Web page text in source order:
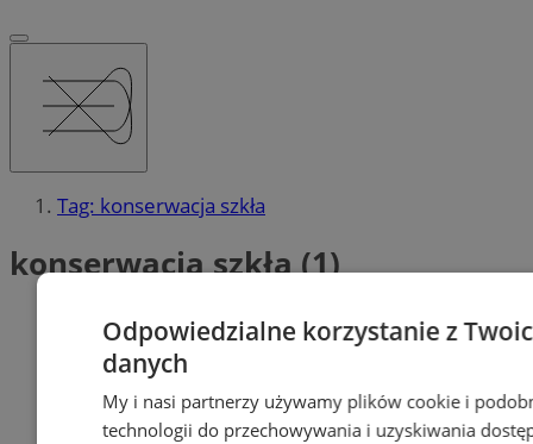
Tag: konserwacja szkła
konserwacja szkła (1)
Odpowiedzialne korzystanie z
danych
My i nasi partnerzy używamy plików cookie i
technologii do przechowywania i uzyskiwania